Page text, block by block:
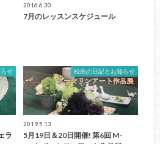
2016.6.30
7月のレッスンスケジュール
せ
ラ
松島の日記とお知らせ
2019.5.13
5月19日＆20日開催! 第6回 M-